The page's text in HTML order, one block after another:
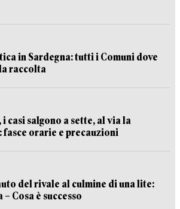
in Sardegna: tutti i Comuni dove
raccolta
casi salgono a sette, al via la
fasce orarie e precauzioni
del rivale al culmine di una lite:
Cosa è successo